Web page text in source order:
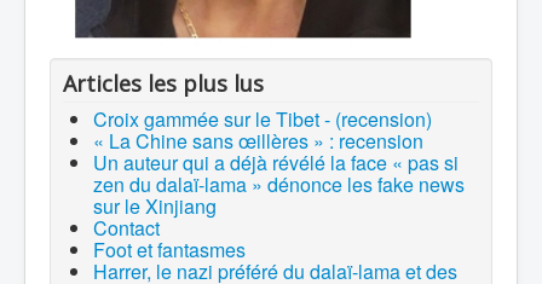
Articles les plus lus
Croix gammée sur le Tibet - (recension)
« La Chine sans œillères » : recension
Un auteur qui a déjà révélé la face « pas si
zen du dalaï-lama » dénonce les fake news
sur le Xinjiang
Contact
Foot et fantasmes
Harrer, le nazi préféré du dalaï-lama et des